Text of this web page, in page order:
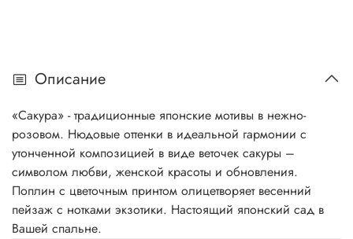
Описание
«Сакура» - традиционные японские мотивы в нежно-
розовом. Нюдовые оттенки в идеальной гармонии с
утонченной композицией в виде веточек сакуры –
символом любви, женской красоты и обновления.
Поплин с цветочным принтом олицетворяет весенний
пейзаж с нотками экзотики. Настоящий японский сад в
Вашей спальне.